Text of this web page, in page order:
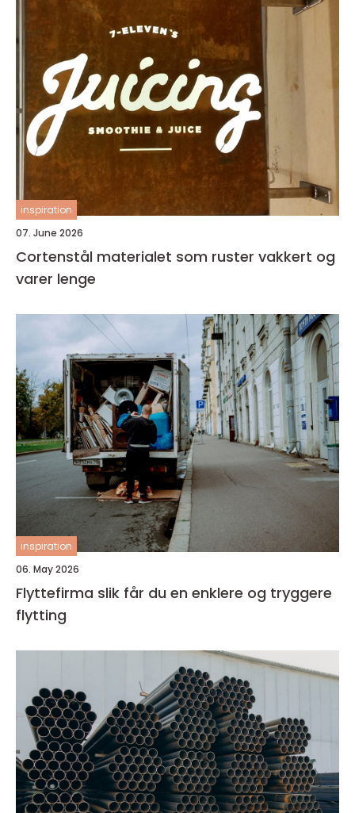
inspiration
07. June 2026
Cortenstål materialet som ruster vakkert og
varer lenge
inspiration
06. May 2026
Flyttefirma slik får du en enklere og tryggere
flytting